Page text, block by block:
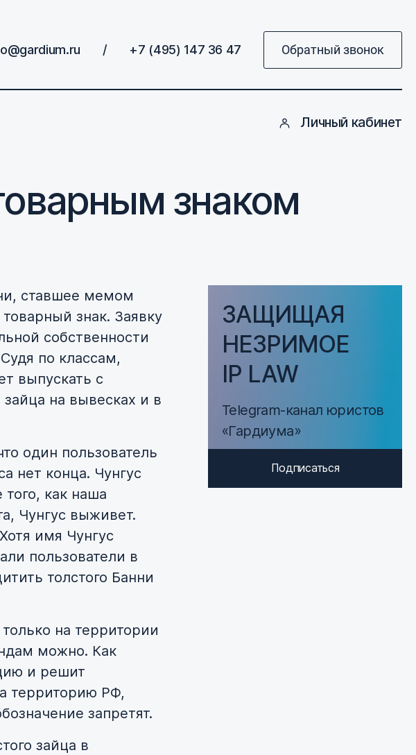
/ +7 (495) 147 36 47 Обратный звонок
Личный кабинет
знаком
ставшее мемом
знак. Заявку
собственности
по классам,
выпускать с
на вывесках и в
один пользователь
нет конца. Чунгус
как наша
Чунгус выживет.
имя Чунгус
пользователи в
толстого Банни
на территории
можно. Как
и решит
территорию РФ,
запретят.
зайца в
ЗАЩИЩАЯ
НЕЗРИМОЕ
IP LAW
Telegram-канал юристов
«Гардиума»
Подписаться